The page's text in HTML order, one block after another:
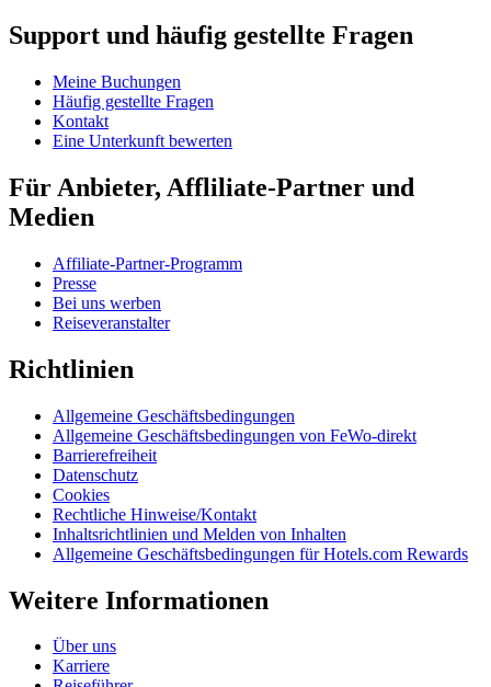
Support und häufig gestellte Fragen
Meine Buchungen
Häufig gestellte Fragen
Kontakt
Eine Unterkunft bewerten
Für Anbieter, Affliliate-Partner und
Medien
Affiliate-Partner-Programm
Presse
Bei uns werben
Reiseveranstalter
Richtlinien
Allgemeine Geschäftsbedingungen
Allgemeine Geschäftsbedingungen von FeWo-direkt
Barrierefreiheit
Datenschutz
Cookies
Rechtliche Hinweise/Kontakt
Inhaltsrichtlinien und Melden von Inhalten
Allgemeine Geschäftsbedingungen für Hotels.com Rewards
Weitere Informationen
Über uns
Karriere